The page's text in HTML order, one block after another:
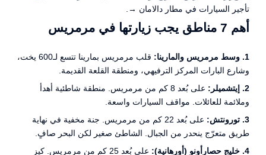
تأجير السيارات في مطار دالامان →
أهم 7 مناطق يجب زيارتها في مرمريس
1. وسط مرمريس والمارينا:
قلب مرمريس بمارينا تتسع لـ600 يخت،
وشارع البارات المركز الترفيهي، ومنطقة القلعة القديمة.
2. إيتشميلر:
على بُعد 8 كم من مرمريس. منطقة شاطئية أهدأ
وملائمة للعائلات. مواقف السيارات واسعة.
3. تورونتش:
على بُعد 22 كم من مرمريس. جنة مخفية في نهاية
طريق متعرّج ينحدر من الجبال. الشاطئ صغير لكن البحر صافٍ.
4. خليج حصارأونو (أورهانية):
على بُعد 25 كم من مرمريس. كيز